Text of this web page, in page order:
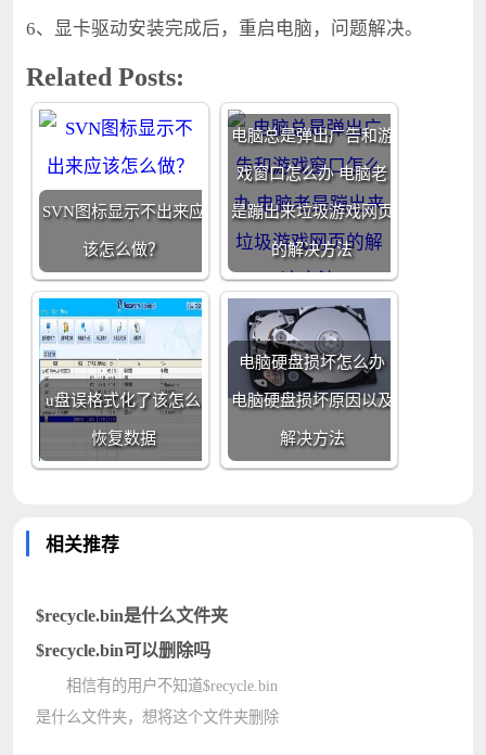
6、显卡驱动安装完成后，重启电脑，问题解决。
Related Posts:
SVN图标显示不出来应
该怎么做？
电脑总是弹出广告和游
戏窗口怎么办 电脑老
是蹦出来垃圾游戏网页
的解决方法
u盘误格式化了该怎么
恢复数据
电脑硬盘损坏怎么办
电脑硬盘损坏原因以及
解决方法
相关推荐
$recycle.bin是什么文件夹
$recycle.bin可以删除吗
相信有的用户不知道$recycle.bin
是什么文件夹，想将这个文件夹删除